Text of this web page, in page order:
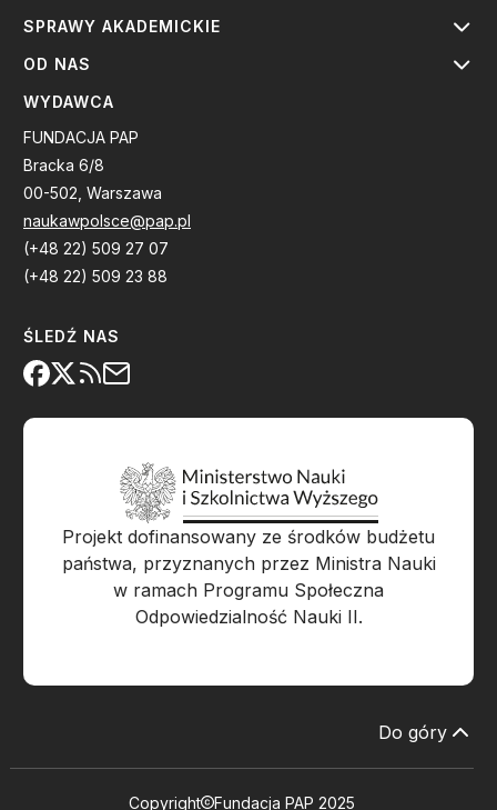
SPRAWY AKADEMICKIE
OD NAS
WYDAWCA
FUNDACJA PAP
Bracka 6/8
00-502, Warszawa
naukawpolsce@pap.pl
(+48 22) 509 27 07
(+48 22) 509 23 88
ŚLEDŹ NAS
Projekt dofinansowany ze środków budżetu
państwa, przyznanych przez Ministra Nauki
w ramach Programu Społeczna
Odpowiedzialność Nauki II.
Do góry
Copyright Fundacja PAP 2025